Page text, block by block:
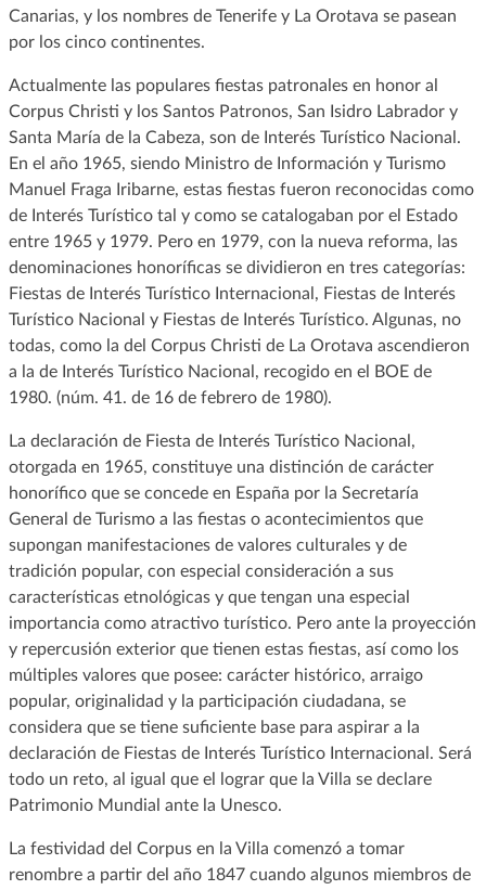
Canarias, y los nombres de Tenerife y La Orotava se pasean
por los cinco continentes.
Actualmente las populares fiestas patronales en honor al
Corpus Christi y los Santos Patronos, San Isidro Labrador y
Santa María de la Cabeza, son de Interés Turístico Nacional.
En el año 1965, siendo Ministro de Información y Turismo
Manuel Fraga Iribarne, estas fiestas fueron reconocidas como
de Interés Turístico tal y como se catalogaban por el Estado
entre 1965 y 1979. Pero en 1979, con la nueva reforma, las
denominaciones honoríficas se dividieron en tres categorías:
Fiestas de Interés Turístico Internacional, Fiestas de Interés
Turístico Nacional y Fiestas de Interés Turístico. Algunas, no
todas, como la del Corpus Christi de La Orotava ascendieron
a la de Interés Turístico Nacional, recogido en el BOE de
1980. (núm. 41. de 16 de febrero de 1980).
La declaración de Fiesta de Interés Turístico Nacional,
otorgada en 1965, constituye una distinción de carácter
honorífico que se concede en España por la Secretaría
General de Turismo a las fiestas o acontecimientos que
supongan manifestaciones de valores culturales y de
tradición popular, con especial consideración a sus
características etnológicas y que tengan una especial
importancia como atractivo turístico. Pero ante la proyección
y repercusión exterior que tienen estas fiestas, así como los
múltiples valores que posee: carácter histórico, arraigo
popular, originalidad y la participación ciudadana, se
considera que se tiene suficiente base para aspirar a la
declaración de Fiestas de Interés Turístico Internacional. Será
todo un reto, al igual que el lograr que la Villa se declare
Patrimonio Mundial ante la Unesco.
La festividad del Corpus en la Villa comenzó a tomar
renombre a partir del año 1847 cuando algunos miembros de